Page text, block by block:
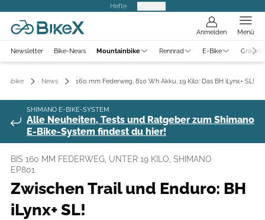
Hefte
Anmelden Menü
Newsletter Bike-News Mountainbike Rennrad E-Bike
News 160 mm Federweg, 810 Wh Akku, 19 Kilo: Das BH iLynx+ SL!
SHIMANO E-BIKE-SYSTEM
Alle Neuheiten, Tests und Ratgeber zum Shimano
E-Bike-System findest du hier!
BIS 160 MM FEDERWEG, UNTER 19 KILO, SHIMANO
EP801
Zwischen Trail und Enduro: BH
iLynx+ SL!